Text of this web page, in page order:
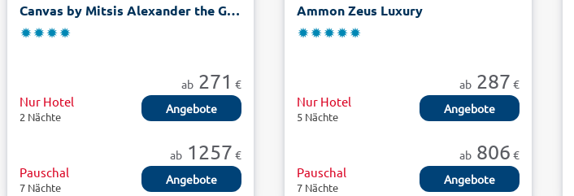
Canvas by Mitsis Alexander the Great
ab 271 €
Nur Hotel
2 Nächte
Angebote
ab 1257 €
Pauschal
7 Nächte
Angebote
Ammon Zeus Luxury
ab287 €
Nur Hotel
5 Nächte
Angebote
ab806 €
Pauschal
7 Nächte
Angebote